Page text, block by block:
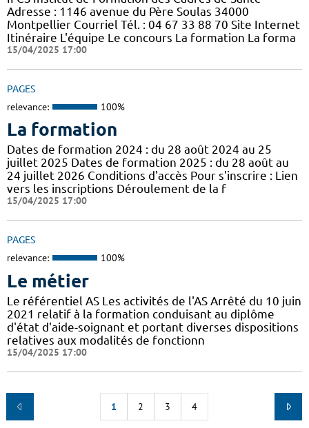
Adresse : 1146 avenue du Père Soulas 34000
Montpellier Courriel Tél. : 04 67 33 88 70 Site Internet
Itinéraire L'équipe Le concours La formation La forma
15/04/2025 17:00
PAGES
relevance: 100%
La formation
Dates de formation 2024 : du 28 août 2024 au 25
juillet 2025 Dates de formation 2025 : du 28 août au
24 juillet 2026 Conditions d'accès Pour s'inscrire : Lien
vers les inscriptions Déroulement de la f
15/04/2025 17:00
PAGES
relevance: 100%
Le métier
Le référentiel AS Les activités de l'AS Arrêté du 10 juin
2021 relatif à la formation conduisant au diplôme
d'état d'aide-soignant et portant diverses dispositions
relatives aux modalités de fonctionn
15/04/2025 17:00
1 2 3 4